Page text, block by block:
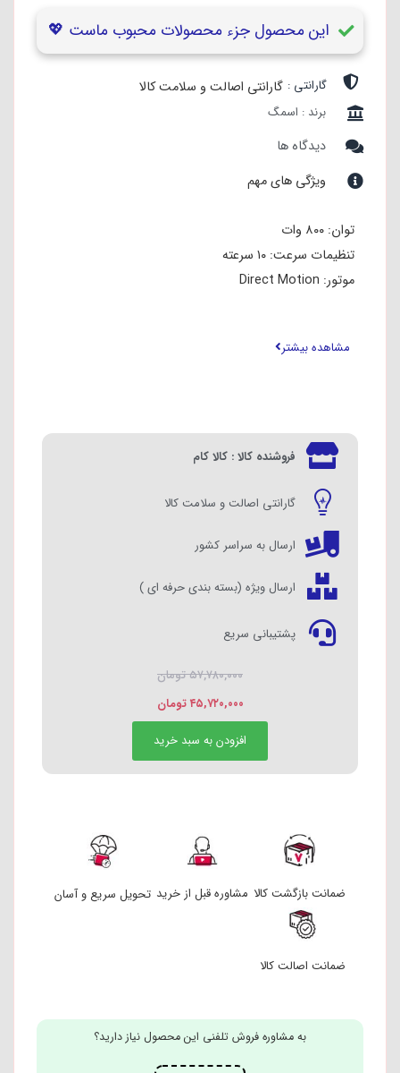
این محصول جزء محصولات محبوب ماست 💖
گارانتی : گارانتی اصالت و سلامت کالا
برند : اسمگ
دیدگاه ها
ویژگی های مهم
توان: ۸۰۰ وات
تنظیمات سرعت: ۱۰ سرعته
موتور: Direct Motion
دارای گارانتی جهانی و استاندارد اروپا
مشاهده بیشتر
فروشنده کالا : کالا کام
گارانتی اصالت و سلامت کالا
ارسال به سراسر کشور
ارسال ویژه (بسته بندی حرفه ای )
پشتیبانی سریع
۵۷,۷۸۰,۰۰۰تومان
۴۵,۷۲۰,۰۰۰ تومان
افزودن به سبد خرید
ضمانت بازگشت کالا مشاوره قبل از خرید تحویل سریع و آسان
ضمانت اصالت کالا
به مشاوره فروش تلفنی این محصول نیاز دارید؟